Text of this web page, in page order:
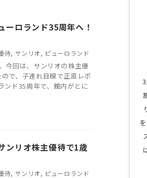
ーロランド35周年へ！
待, サンリオ, ピューロランド
今回は、サンリオの株主優
で、子連れ目線で正直レポ
ンド35周年で、館内がとに
ンリオ株主優待で1歳
待, サンリオ, ピューロランド